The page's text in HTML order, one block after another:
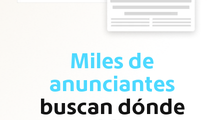
Miles de
anunciantes
buscan dónde